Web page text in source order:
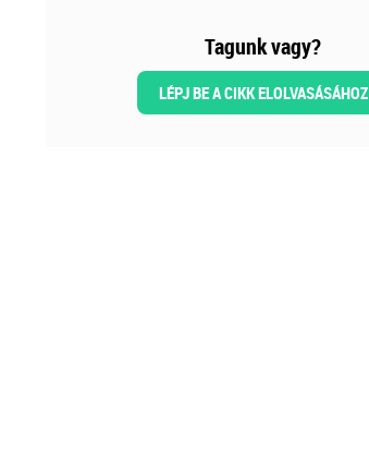
Tagunk vagy?
LÉPJ BE A CIKK ELOLVASÁSÁHOZ